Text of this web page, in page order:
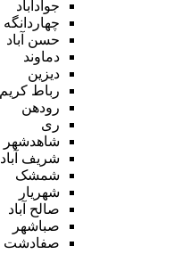
جوادآباد
چهاردانگه
حسن آباد
دماوند
دیزین
رباط کریم
رودهن
ری
شاهدشهر
شریف آباد
شمشک
شهریار
صالح آباد
صباشهر
صفادشت